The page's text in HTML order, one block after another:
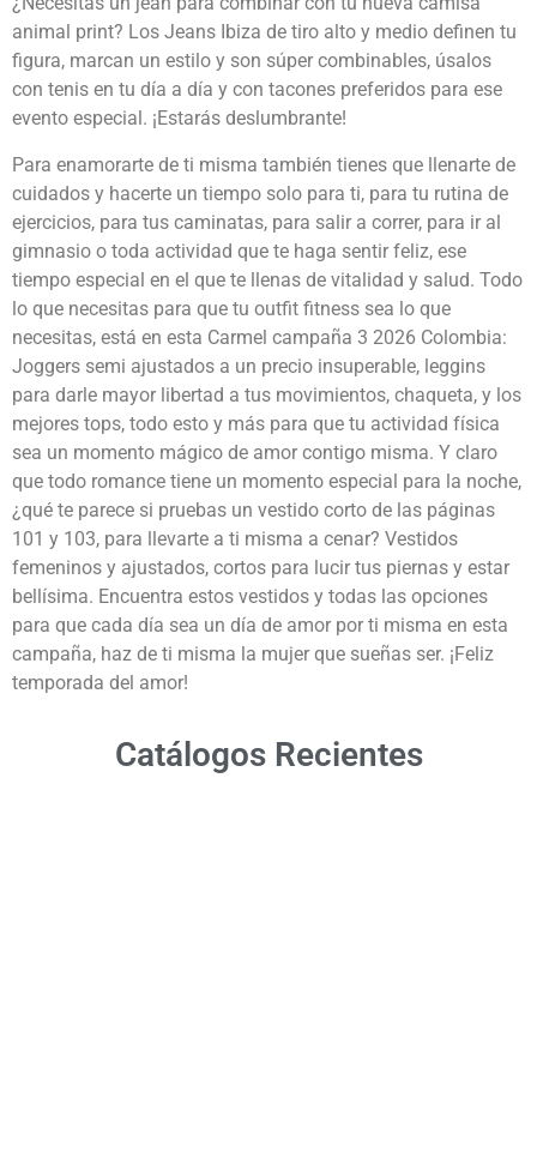
animal print? Los Jeans Ibiza de tiro alto y medio definen tu
figura, marcan un estilo y son súper combinables, úsalos
con tenis en tu día a día y con tacones preferidos para ese
evento especial. ¡Estarás deslumbrante!
Para enamorarte de ti misma también tienes que llenarte de
cuidados y hacerte un tiempo solo para ti, para tu rutina de
ejercicios, para tus caminatas, para salir a correr, para ir al
gimnasio o toda actividad que te haga sentir feliz, ese
tiempo especial en el que te llenas de vitalidad y salud. Todo
lo que necesitas para que tu outfit fitness sea lo que
necesitas, está en esta Carmel campaña 3 2026 Colombia:
Joggers semi ajustados a un precio insuperable, leggins
para darle mayor libertad a tus movimientos, chaqueta, y los
mejores tops, todo esto y más para que tu actividad física
sea un momento mágico de amor contigo misma. Y claro
que todo romance tiene un momento especial para la noche,
¿qué te parece si pruebas un vestido corto de las páginas
101 y 103, para llevarte a ti misma a cenar? Vestidos
femeninos y ajustados, cortos para lucir tus piernas y estar
bellísima. Encuentra estos vestidos y todas las opciones
para que cada día sea un día de amor por ti misma en esta
campaña, haz de ti misma la mujer que sueñas ser. ¡Feliz
temporada del amor!
Catálogos Recientes